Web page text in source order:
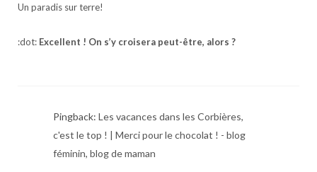
Un paradis sur terre!
:dot: Excellent ! On s’y croisera peut-être, alors ?
Pingback: Les vacances dans les Corbières,
c'est le top ! | Merci pour le chocolat ! - blog
féminin, blog de maman